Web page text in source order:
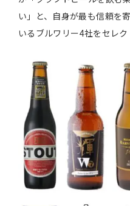
い」と、自身が最も信頼を
いるブルワリー4社をセレク